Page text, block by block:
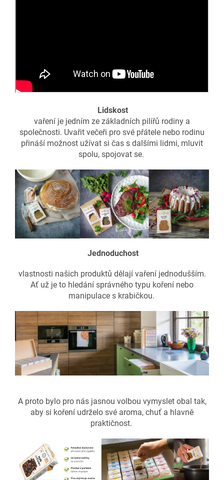
Lidskost
vaření je jedním ze základních pilířů rodiny a
společnosti. Uvařit večeři pro své přátele nebo rodinu
přináší možnost užívat si čas s dalšími lidmi, mluvit
spolu, spojovat se.
Jednoduchost
vlastnosti našich produktů dělají vaření jednodušším.
Ať už je to hledání správného typu koření nebo
manipulace s krabičkou.
A proto bylo pro nás jasnou volbou vymyslet obal tak,
aby si koření udrželo své aroma, chuť a hlavně
praktičnost.